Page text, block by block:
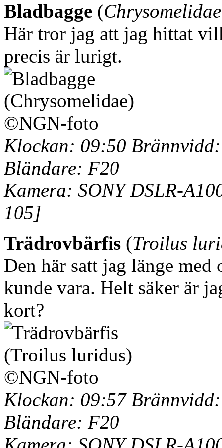
Bladbagge (Chrysomelidae
Här tror jag att jag hittat
precis är lurigt.
Klockan: 09:50
Bländare: F20
Kamera: SONY DSLR-
105]
Trädrovbärfis (Troilus
Den här satt jag länge med
kunde vara. Helt säker är
kort?
Klockan: 09:57
Bländare: F20